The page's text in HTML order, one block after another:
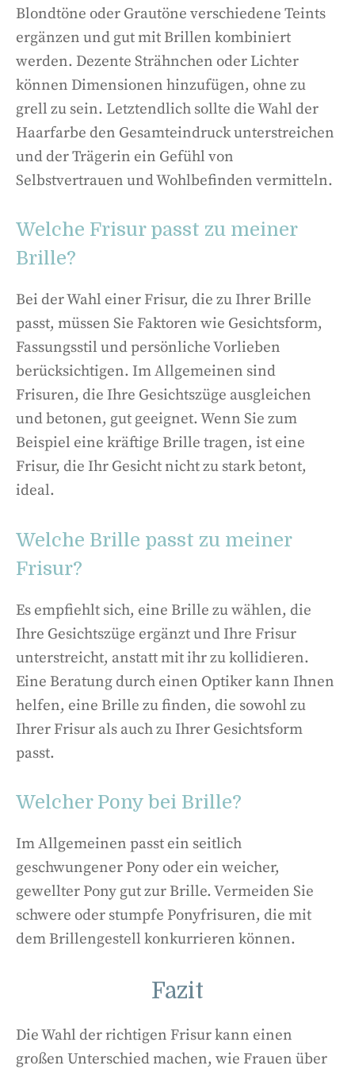
Blondtöne oder Grautöne verschiedene Teints
ergänzen und gut mit Brillen kombiniert
werden. Dezente Strähnchen oder Lichter
können Dimensionen hinzufügen, ohne zu
grell zu sein. Letztendlich sollte die Wahl der
Haarfarbe den Gesamteindruck unterstreichen
und der Trägerin ein Gefühl von
Selbstvertrauen und Wohlbefinden vermitteln.
Welche Frisur passt zu meiner
Brille?
Bei der Wahl einer Frisur, die zu Ihrer Brille
passt, müssen Sie Faktoren wie Gesichtsform,
Fassungsstil und persönliche Vorlieben
berücksichtigen. Im Allgemeinen sind
Frisuren, die Ihre Gesichtszüge ausgleichen
und betonen, gut geeignet. Wenn Sie zum
Beispiel eine kräftige Brille tragen, ist eine
Frisur, die Ihr Gesicht nicht zu stark betont,
ideal.
Welche Brille passt zu meiner
Frisur?
Es empfiehlt sich, eine Brille zu wählen, die
Ihre Gesichtszüge ergänzt und Ihre Frisur
unterstreicht, anstatt mit ihr zu kollidieren.
Eine Beratung durch einen Optiker kann Ihnen
helfen, eine Brille zu finden, die sowohl zu
Ihrer Frisur als auch zu Ihrer Gesichtsform
passt.
Welcher Pony bei Brille?
Im Allgemeinen passt ein seitlich
geschwungener Pony oder ein weicher,
gewellter Pony gut zur Brille. Vermeiden Sie
schwere oder stumpfe Ponyfrisuren, die mit
dem Brillengestell konkurrieren können.
Fazit
Die Wahl der richtigen Frisur kann einen
großen Unterschied machen, wie Frauen über